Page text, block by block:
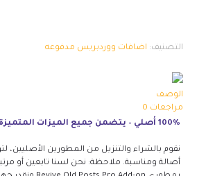
التصنيف: اضافات ووردبريس مدفوعه
الوصف
مراجعات 0
100% أصلي – يتضمن جميع الميزات المتميزة.
نقوم بالشراء والتنزيل من المطورين الأصليين،
أصالة ومناسبة. ملاحظة: نحن لسنا تابعين أو